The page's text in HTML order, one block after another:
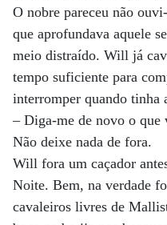
O nobre pareceu não
que aprofundava aquele
meio distraído. Will já
tempo suficiente para
interromper quando tinha
– Diga-me de novo o
Não deixe nada de fora.
Will fora um caçador
Noite. Bem, na verdade
cavaleiros livres de